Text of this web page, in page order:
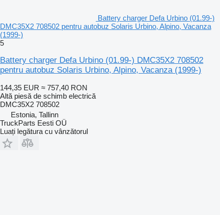
Battery charger Defa Urbino (01.99-)
DMC35X2 708502 pentru autobuz Solaris Urbino, Alpino, Vacanza
(1999-)
5
Battery charger Defa Urbino (01.99-) DMC35X2 708502
pentru autobuz Solaris Urbino, Alpino, Vacanza (1999-)
144,35 EUR ≈ 757,40 RON
Altă piesă de schimb electrică
DMC35X2 708502
Estonia, Tallinn
TruckParts Eesti OÜ
Luați legătura cu vânzătorul